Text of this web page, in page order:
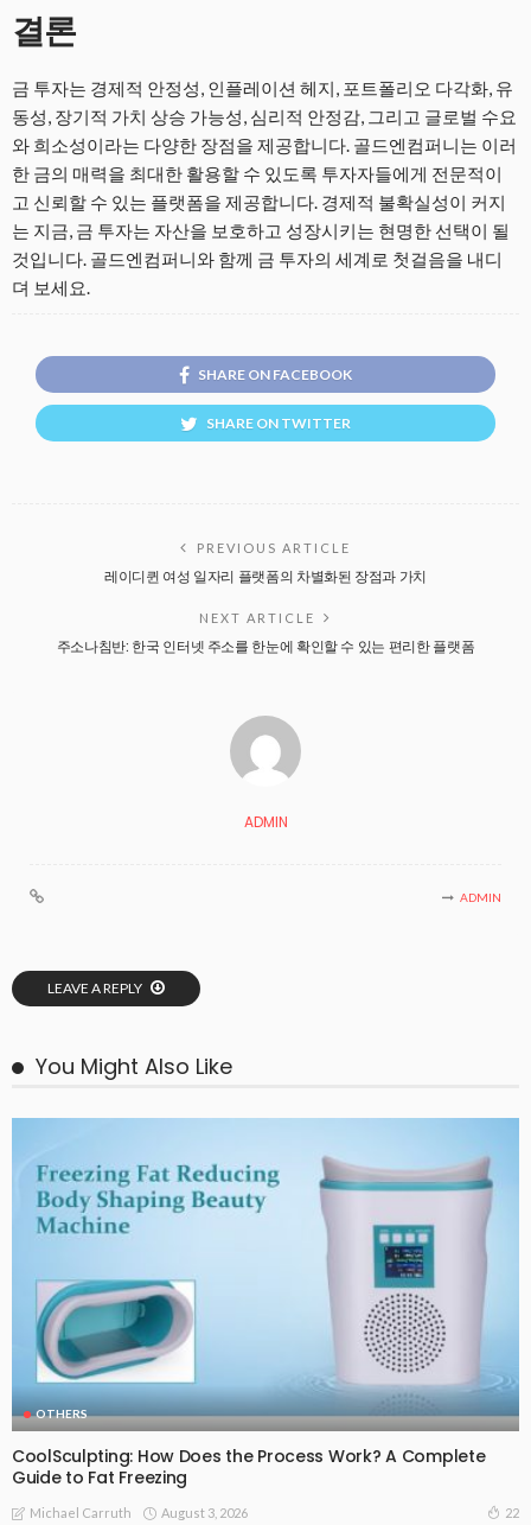
결론
금 투자는 경제적 안정성, 인플레이션 헤지, 포트폴리오 다각화, 유
동성, 장기적 가치 상승 가능성, 심리적 안정감, 그리고 글로벌 수요
와 희소성이라는 다양한 장점을 제공합니다. 골드엔컴퍼니는 이러
한 금의 매력을 최대한 활용할 수 있도록 투자자들에게 전문적이
고 신뢰할 수 있는 플랫폼을 제공합니다. 경제적 불확실성이 커지
는 지금, 금 투자는 자산을 보호하고 성장시키는 현명한 선택이 될
것입니다. 골드엔컴퍼니와 함께 금 투자의 세계로 첫걸음을 내디
뎌 보세요.
SHARE ON FACEBOOK
SHARE ON TWITTER
PREVIOUS ARTICLE
레이디퀸 여성 일자리 플랫폼의 차별화된 장점과 가치
NEXT ARTICLE
주소나침반: 한국 인터넷 주소를 한눈에 확인할 수 있는 편리한 플랫폼
ADMIN
ADMIN
LEAVE A REPLY
You Might Also Like
OTHERS
CoolSculpting: How Does the Process Work? A Complete
Guide to Fat Freezing
Michael Carruth August 3, 2026 22